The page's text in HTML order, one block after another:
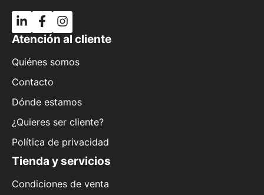
Atención al cliente
Quiénes somos
Contacto
Dónde estamos
¿Quieres ser cliente?
Política de privacidad
Tienda y servicios
Condiciones de venta